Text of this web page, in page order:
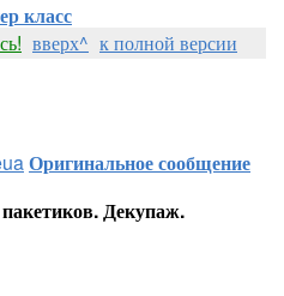
класс
вверх^ к полной версии
Оригинальное сообщение
Декупаж.